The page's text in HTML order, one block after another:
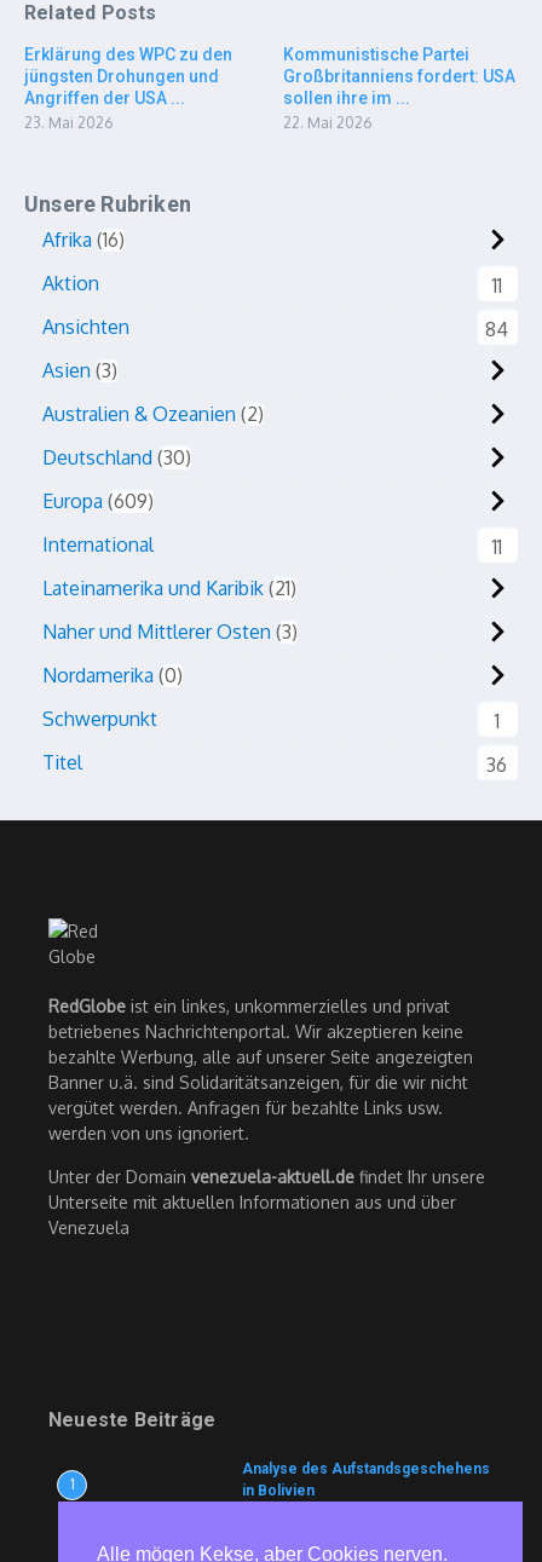
Related Posts
Erklärung des WPC zu den
jüngsten Drohungen und
Angriffen der USA ...
23. Mai 2026
Kommunistische Partei
Großbritanniens fordert: USA
sollen ihre im ...
22. Mai 2026
Unsere Rubriken
Afrika 16
Aktion
11
Ansichten
84
Asien 3
Australien & Ozeanien 2
Deutschland 30
Europa 609
International
11
Lateinamerika und Karibik 21
Naher und Mittlerer Osten 3
Nordamerika 0
Schwerpunkt
1
Titel
36
RedGlobe ist ein linkes, unkommerzielles und privat
betriebenes Nachrichtenportal. Wir akzeptieren keine
bezahlte Werbung, alle auf unserer Seite angezeigten
Banner u.ä. sind Solidaritätsanzeigen, für die wir nicht
vergütet werden. Anfragen für bezahlte Links usw.
werden von uns ignoriert.
Unter der Domain venezuela-aktuell.de findet Ihr unsere
Unterseite mit aktuellen Informationen aus und über
Venezuela
Neueste Beiträge
1
Analyse des Aufstandsgeschehens
in Bolivien
Wem nutzt es?
Alle mögen Kekse, aber Cookies nerven.